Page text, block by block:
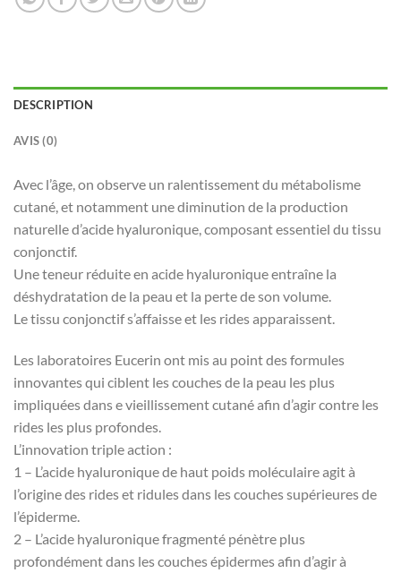
DESCRIPTION
AVIS (0)
Avec l’âge, on observe un ralentissement du métabolisme
cutané, et notamment une diminution de la production
naturelle d’acide hyaluronique, composant essentiel du tissu
conjonctif.
Une teneur réduite en acide hyaluronique entraîne la
déshydratation de la peau et la perte de son volume.
Le tissu conjonctif s’affaisse et les rides apparaissent.
Les laboratoires Eucerin ont mis au point des formules
innovantes qui ciblent les couches de la peau les plus
impliquées dans e vieillissement cutané afin d’agir contre les
rides les plus profondes.
L’innovation triple action :
1 – L’acide hyaluronique de haut poids moléculaire agit à
l’origine des rides et ridules dans les couches supérieures de
l’épiderme.
2 – L’acide hyaluronique fragmenté pénètre plus
profondément dans les couches épidermes afin d’agir à